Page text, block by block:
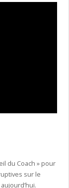
du Coach » pour
sur le